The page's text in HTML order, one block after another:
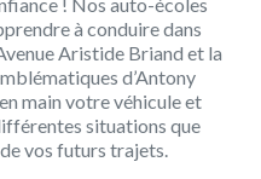
à conduire dans
Aristide Briand et la
d’Antony
main votre véhicule et
situations que
vos futurs trajets.